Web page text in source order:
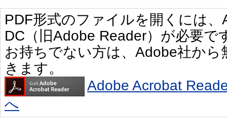
PDF形式のファイルを開くには
DC（旧Adobe Reader）が必要で
お持ちでない方は、Adobe社か
きます。
Adobe Acrobat
へ